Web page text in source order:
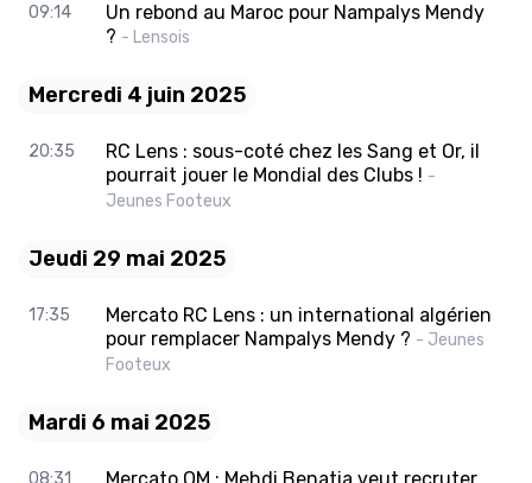
09:14
Un rebond au Maroc pour Nampalys Mendy
? - Lensois
Mercredi 4 juin 2025
20:35
RC Lens : sous-coté chez les Sang et Or, il
pourrait jouer le Mondial des Clubs ! -
Jeunes Footeux
Jeudi 29 mai 2025
17:35
Mercato RC Lens : un international algérien
pour remplacer Nampalys Mendy ? - Jeunes
Footeux
Mardi 6 mai 2025
08:31